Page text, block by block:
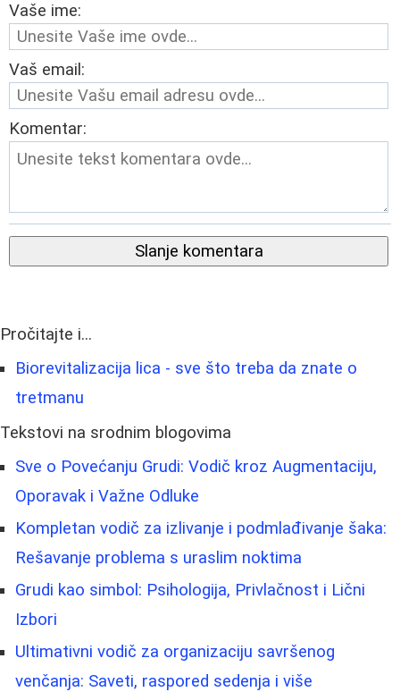
Vaše ime:
Vaš email:
Komentar:
Slanje komentara
Pročitajte i...
Biorevitalizacija lica - sve što treba da znate o
tretmanu
Tekstovi na srodnim blogovima
Sve o Povećanju Grudi: Vodič kroz Augmentaciju,
Oporavak i Važne Odluke
Kompletan vodič za izlivanje i podmlađivanje šaka:
Rešavanje problema s uraslim noktima
Grudi kao simbol: Psihologija, Privlačnost i Lični
Izbori
Ultimativni vodič za organizaciju savršenog
venčanja: Saveti, raspored sedenja i više